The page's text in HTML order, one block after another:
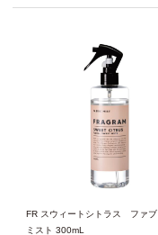
FR スウィートシトラス ファブ
ミスト 300mL